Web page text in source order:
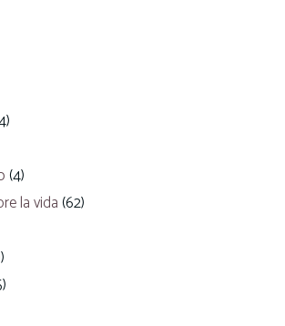
(4)
la vida (62)